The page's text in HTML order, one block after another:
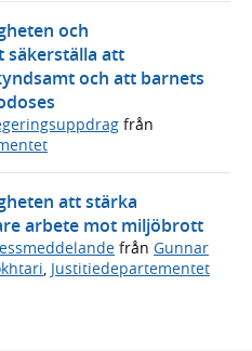
och
säkerställa att
och att barnets
från
att stärka
arbete mot miljöbrott
från Gunnar
, Justitiedepartementet